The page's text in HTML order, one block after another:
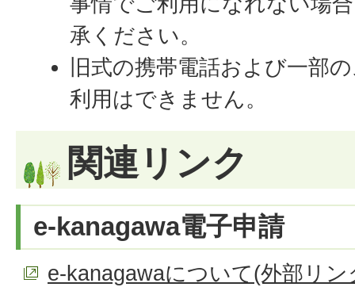
承ください。
旧式の携帯電話および一部
利用はできません。
関連リンク
e-kanagawa電子申請
e-kanagawaについて(外部リン